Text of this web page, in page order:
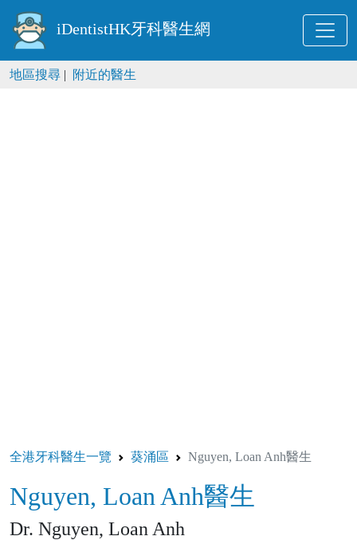
iDentistHK牙科醫生網
地區搜尋 | 附近的醫生
全港牙科醫生一覽 葵涌區 Nguyen, Loan Anh醫生
Nguyen, Loan Anh醫生
Dr. Nguyen, Loan Anh